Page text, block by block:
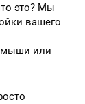
это? Мы
вашего
мыши или